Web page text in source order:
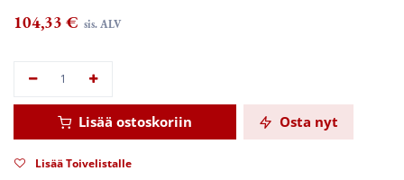
104,33 € sis. ALV
Lisää ostoskoriin Osta nyt
Lisää Toivelistalle